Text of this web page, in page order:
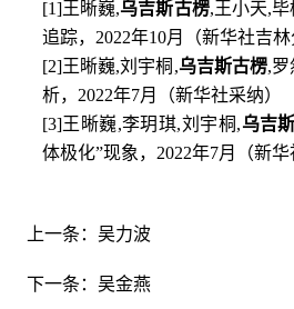
[1]王晰巍,乌吉斯古楞,王小天,毕
追踪， 2022年10月（新华社吉林
[2]王晰巍,刘宇桐 ,乌吉斯古楞,罗
析， 2022年7月（新华社采纳）
[3]王晰巍,李玥琪,刘宇桐 ,乌吉
体极化”现象， 2022年7月（新华
上一条： 吴力波
下一条： 吴金燕